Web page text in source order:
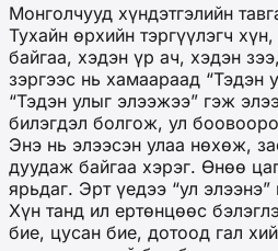
Монголчууд хүндэтгэлийн
Тухайн өрхийн тэргүүлэгч
байгаа, хэдэн үр ач, хэдэн
зэргээс нь хамаараад “Тэдэн
“Тэдэн улыг элээжээ” гэж
билэгдэл болгож, ул
Энэ нь элээсэн улаа нөхөж,
дуудаж байгаа хэрэг. Өнөө
ярьдаг. Эрт үедээ “ул
Хүн танд ил ертөнцөөс
бие, цусан бие, дотоод гал